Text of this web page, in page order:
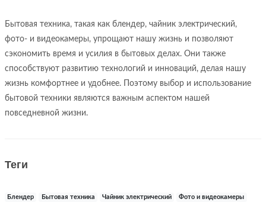
Бытовая техника, такая как блендер, чайник электрический,
фото- и видеокамеры, упрощают нашу жизнь и позволяют
сэкономить время и усилия в бытовых делах. Они также
способствуют развитию технологий и инноваций, делая нашу
жизнь комфортнее и удобнее. Поэтому выбор и использование
бытовой техники являются важным аспектом нашей
повседневной жизни.
Теги
Блендер Бытовая техника Чайник электрический Фото и видеокамеры